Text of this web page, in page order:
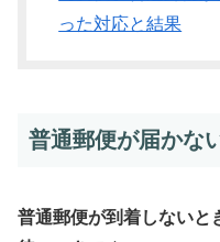
った対応と結果
普通郵便が届かな
普通郵便が到着しないと